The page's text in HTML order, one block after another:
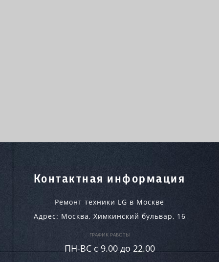
Контактная информация
Ремонт техники LG в Москве
Адрес: Москва, Химкинский бульвар, 16
ГРАФИК РАБОТЫ
ПН-ВC c 9.00 до 22.00